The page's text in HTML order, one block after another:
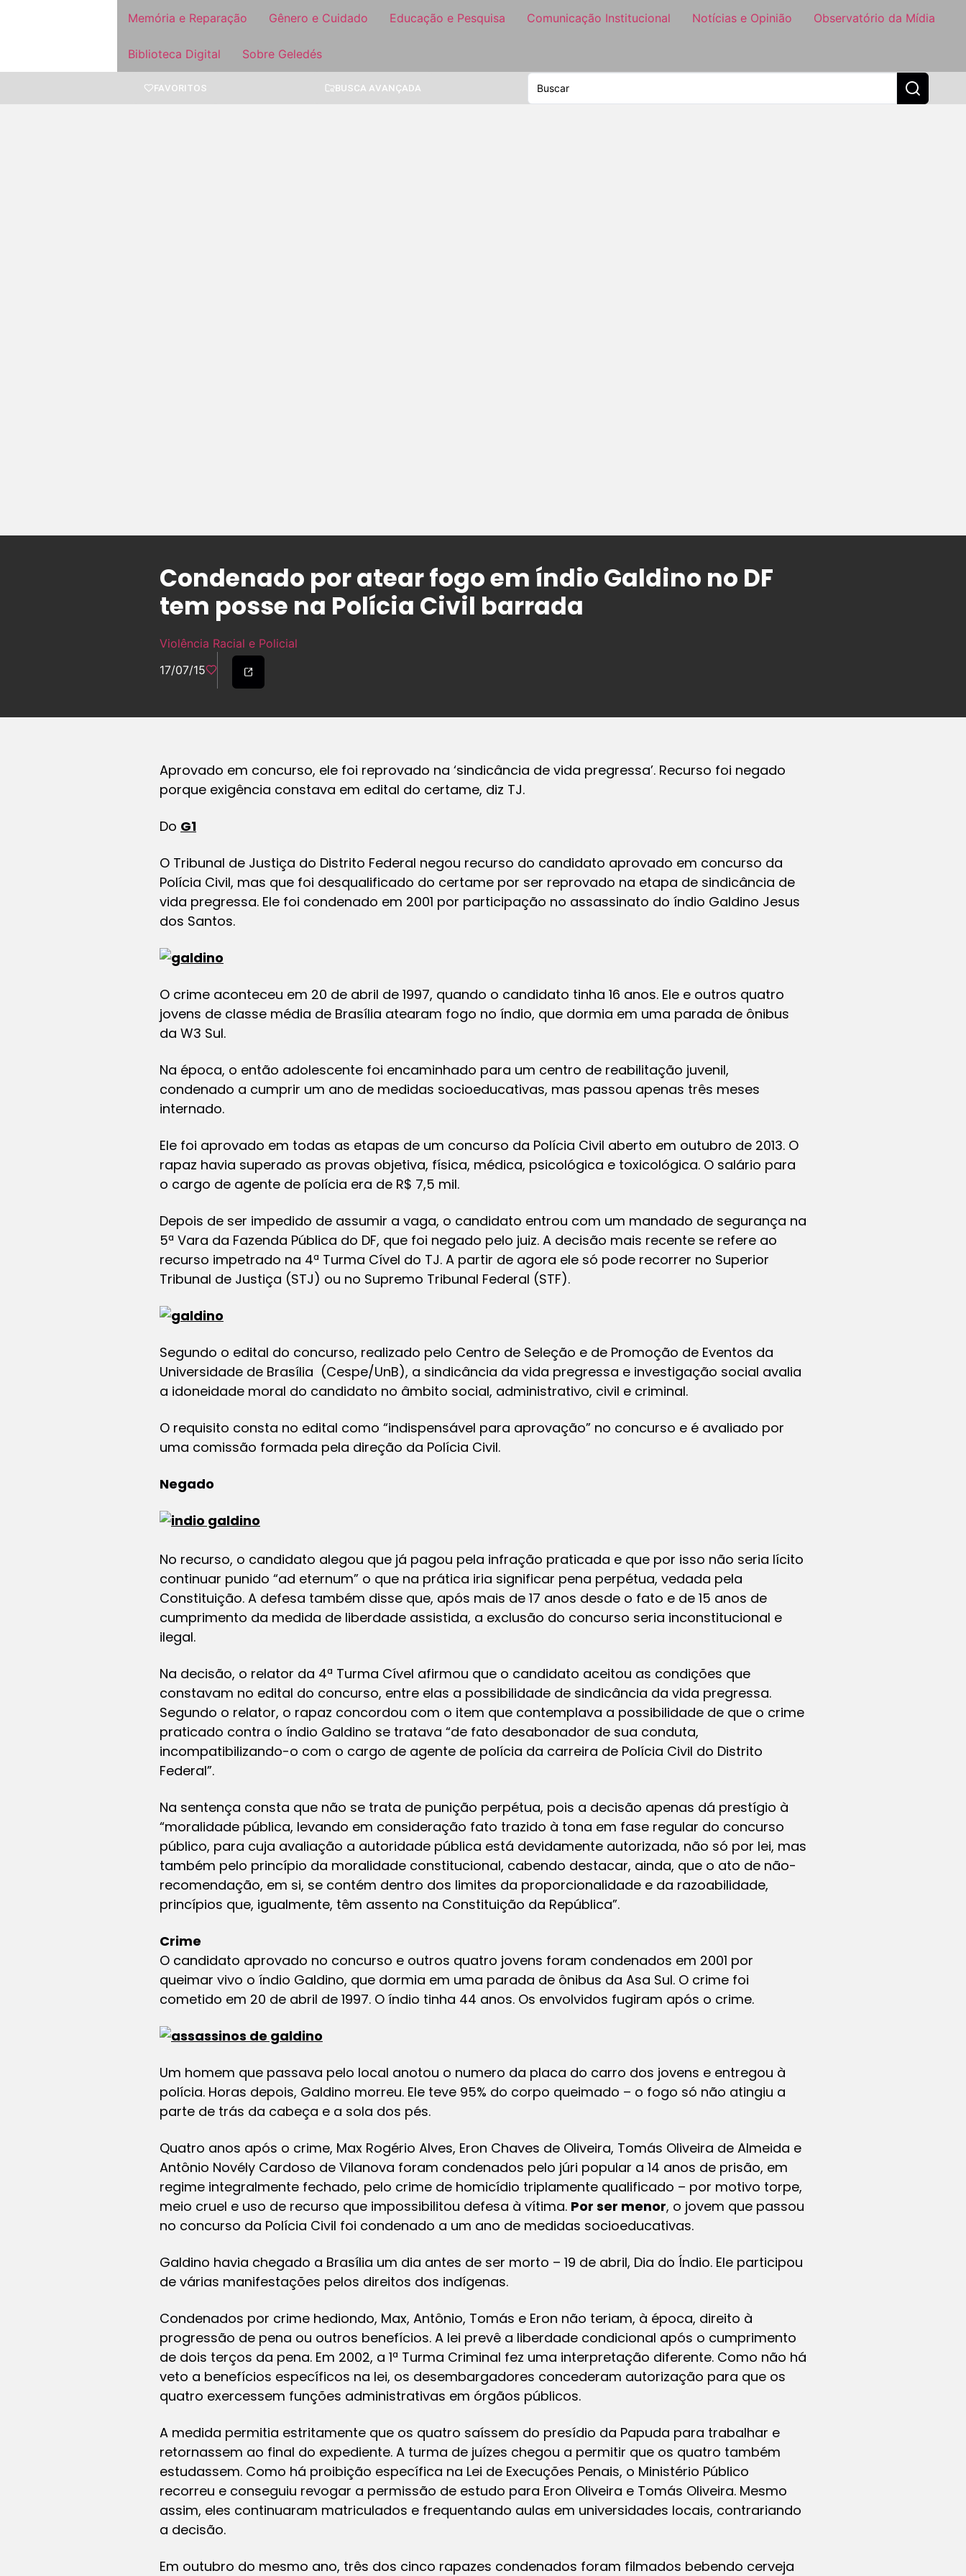
Memória e Reparação Gênero e Cuidado Educação e Pesquisa Comunicação Institucional Notícias e Opinião Observatório da Mídia
Biblioteca Digital Sobre Geledés
FAVORITOS BUSCA AVANÇADA
Condenado por atear fogo em índio Galdino no DF
tem posse na Polícia Civil barrada
Violência Racial e Policial
17/07/15
Aprovado em concurso, ele foi reprovado na ‘sindicância de vida pregressa’. Recurso foi negado
porque exigência constava em edital do certame, diz TJ.
Do G1
O Tribunal de Justiça do Distrito Federal negou recurso do candidato aprovado em concurso da
Polícia Civil, mas que foi desqualificado do certame por ser reprovado na etapa de sindicância de
vida pregressa. Ele foi condenado em 2001 por participação no assassinato do índio Galdino Jesus
dos Santos.
O crime aconteceu em 20 de abril de 1997, quando o candidato tinha 16 anos. Ele e outros quatro
jovens de classe média de Brasília atearam fogo no índio, que dormia em uma parada de ônibus
da W3 Sul.
Na época, o então adolescente foi encaminhado para um centro de reabilitação juvenil,
condenado a cumprir um ano de medidas socioeducativas, mas passou apenas três meses
internado.
Ele foi aprovado em todas as etapas de um concurso da Polícia Civil aberto em outubro de 2013. O
rapaz havia superado as provas objetiva, física, médica, psicológica e toxicológica. O salário para
o cargo de agente de polícia era de R$ 7,5 mil.
Depois de ser impedido de assumir a vaga, o candidato entrou com um mandado de segurança na
5ª Vara da Fazenda Pública do DF, que foi negado pelo juiz. A decisão mais recente se refere ao
recurso impetrado na 4ª Turma Cível do TJ. A partir de agora ele só pode recorrer no Superior
Tribunal de Justiça (STJ) ou no Supremo Tribunal Federal (STF).
Segundo o edital do concurso, realizado pelo Centro de Seleção e de Promoção de Eventos da
Universidade de Brasília (Cespe/UnB), a sindicância da vida pregressa e investigação social avalia
a idoneidade moral do candidato no âmbito social, administrativo, civil e criminal.
O requisito consta no edital como “indispensável para aprovação” no concurso e é avaliado por
uma comissão formada pela direção da Polícia Civil.
Negado
No recurso, o candidato alegou que já pagou pela infração praticada e que por isso não seria lícito
continuar punido “ad eternum” o que na prática iria significar pena perpétua, vedada pela
Constituição. A defesa também disse que, após mais de 17 anos desde o fato e de 15 anos de
cumprimento da medida de liberdade assistida, a exclusão do concurso seria inconstitucional e
ilegal.
Na decisão, o relator da 4ª Turma Cível afirmou que o candidato aceitou as condições que
constavam no edital do concurso, entre elas a possibilidade de sindicância da vida pregressa.
Segundo o relator, o rapaz concordou com o item que contemplava a possibilidade de que o crime
praticado contra o índio Galdino se tratava “de fato desabonador de sua conduta,
incompatibilizando-o com o cargo de agente de polícia da carreira de Polícia Civil do Distrito
Federal”.
Na sentença consta que não se trata de punição perpétua, pois a decisão apenas dá prestígio à
“moralidade pública, levando em consideração fato trazido à tona em fase regular do concurso
público, para cuja avaliação a autoridade pública está devidamente autorizada, não só por lei, mas
também pelo princípio da moralidade constitucional, cabendo destacar, ainda, que o ato de não-
recomendação, em si, se contém dentro dos limites da proporcionalidade e da razoabilidade,
princípios que, igualmente, têm assento na Constituição da República”.
Crime
O candidato aprovado no concurso e outros quatro jovens foram condenados em 2001 por
queimar vivo o índio Galdino, que dormia em uma parada de ônibus da Asa Sul. O crime foi
cometido em 20 de abril de 1997. O índio tinha 44 anos. Os envolvidos fugiram após o crime.
Um homem que passava pelo local anotou o numero da placa do carro dos jovens e entregou à
polícia. Horas depois, Galdino morreu. Ele teve 95% do corpo queimado – o fogo só não atingiu a
parte de trás da cabeça e a sola dos pés.
Quatro anos após o crime, Max Rogério Alves, Eron Chaves de Oliveira, Tomás Oliveira de Almeida e
Antônio Novély Cardoso de Vilanova foram condenados pelo júri popular a 14 anos de prisão, em
regime integralmente fechado, pelo crime de homicídio triplamente qualificado – por motivo torpe,
meio cruel e uso de recurso que impossibilitou defesa à vítima. Por ser menor, o jovem que passou
no concurso da Polícia Civil foi condenado a um ano de medidas socioeducativas.
Galdino havia chegado a Brasília um dia antes de ser morto – 19 de abril, Dia do Índio. Ele participou
de várias manifestações pelos direitos dos indígenas.
Condenados por crime hediondo, Max, Antônio, Tomás e Eron não teriam, à época, direito à
progressão de pena ou outros benefícios. A lei prevê a liberdade condicional após o cumprimento
de dois terços da pena. Em 2002, a 1ª Turma Criminal fez uma interpretação diferente. Como não há
veto a benefícios específicos na lei, os desembargadores concederam autorização para que os
quatro exercessem funções administrativas em órgãos públicos.
A medida permitia estritamente que os quatro saíssem do presídio da Papuda para trabalhar e
retornassem ao final do expediente. A turma de juízes chegou a permitir que os quatro também
estudassem. Como há proibição específica na Lei de Execuções Penais, o Ministério Público
recorreu e conseguiu revogar a permissão de estudo para Eron Oliveira e Tomás Oliveira. Mesmo
assim, eles continuaram matriculados e frequentando aulas em universidades locais, contrariando
a decisão.
Em outubro do mesmo ano, três dos cinco rapazes condenados foram filmados bebendo cerveja